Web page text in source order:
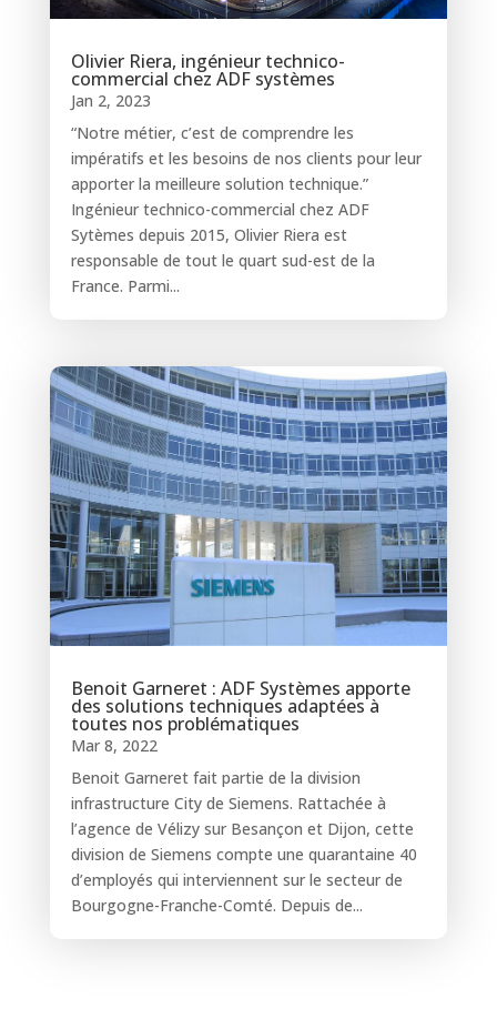
Olivier Riera, ingénieur technico-
commercial chez ADF systèmes
Jan 2, 2023
“Notre métier, c’est de comprendre les
impératifs et les besoins de nos clients pour leur
apporter la meilleure solution technique.”
Ingénieur technico-commercial chez ADF
Sytèmes depuis 2015, Olivier Riera est
responsable de tout le quart sud-est de la
France. Parmi...
Benoit Garneret : ADF Systèmes apporte
des solutions techniques adaptées à
toutes nos problématiques
Mar 8, 2022
Benoit Garneret fait partie de la division
infrastructure City de Siemens. Rattachée à
l’agence de Vélizy sur Besançon et Dijon, cette
division de Siemens compte une quarantaine 40
d’employés qui interviennent sur le secteur de
Bourgogne-Franche-Comté. Depuis de...